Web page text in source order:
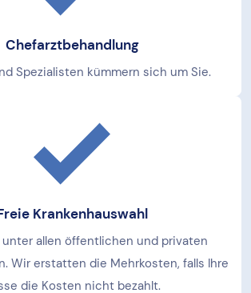
Chefarztbehandlung
Spezialisten kümmern sich um Sie.
Krankenhauswahl
unter allen öffentlichen und privaten
Wir erstatten die Mehrkosten, falls Ihre
die Kosten nicht bezahlt.